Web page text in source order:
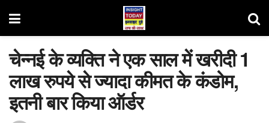
चेन्नई के व्यक्ति ने एक साल में खरीदी 1
लाख रुपये से ज्यादा कीमत के कंडोम,
इतनी बार किया ऑर्डर